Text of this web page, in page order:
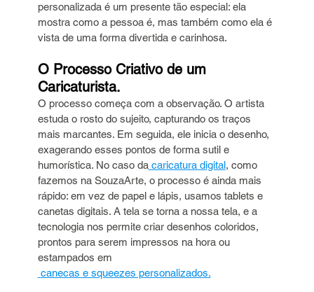
personalizada é um presente tão especial: ela
mostra como a pessoa é, mas também como ela é
vista de uma forma divertida e carinhosa.
O Processo Criativo de um
Caricaturista.
O processo começa com a observação. O artista
estuda o rosto do sujeito, capturando os traços
mais marcantes. Em seguida, ele inicia o desenho,
exagerando esses pontos de forma sutil e
humorística. No caso da caricatura digital, como
fazemos na SouzaArte, o processo é ainda mais
rápido: em vez de papel e lápis, usamos tablets e
canetas digitais. A tela se torna a nossa tela, e a
tecnologia nos permite criar desenhos coloridos,
prontos para serem impressos na hora ou
estampados em
canecas e squeezes personalizados.